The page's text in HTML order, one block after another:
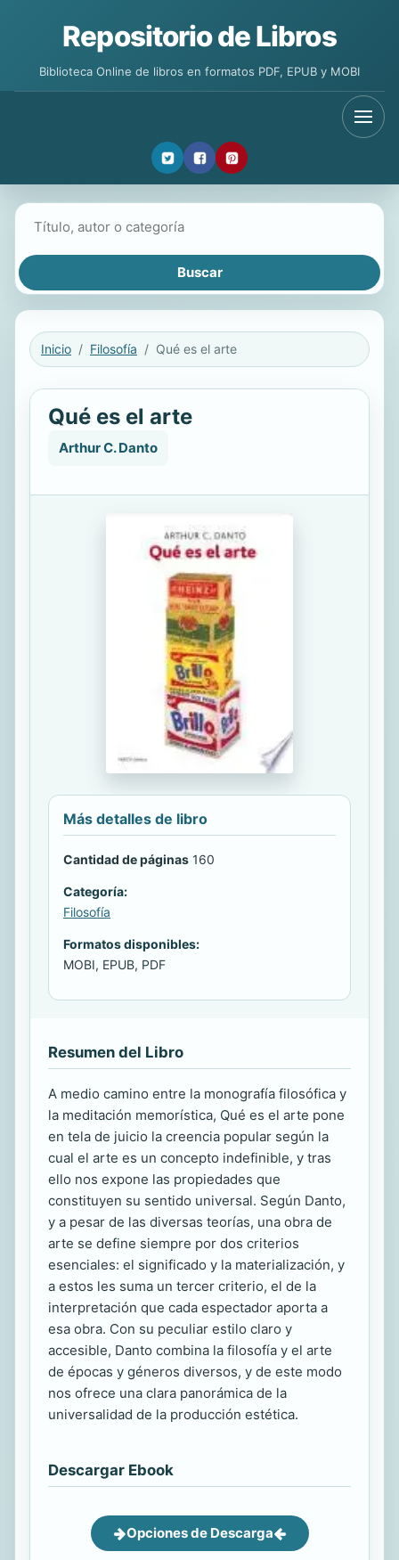
Repositorio de Libros
Biblioteca Online de libros en formatos PDF, EPUB y MOBI
Inicio Filosofía Qué es el arte
Qué es el arte
Arthur C. Danto
Más detalles de libro
Cantidad de páginas 160
Categoría:
Filosofía
Formatos disponibles:
MOBI, EPUB, PDF
Resumen del Libro
A medio camino entre la monografía filosófica y
la meditación memorística, Qué es el arte pone
en tela de juicio la creencia popular según la
cual el arte es un concepto indefinible, y tras
ello nos expone las propiedades que
constituyen su sentido universal. Según Danto,
y a pesar de las diversas teorías, una obra de
arte se define siempre por dos criterios
esenciales: el significado y la materialización, y
a estos les suma un tercer criterio, el de la
interpretación que cada espectador aporta a
esa obra. Con su peculiar estilo claro y
accesible, Danto combina la filosofía y el arte
de épocas y géneros diversos, y de este modo
nos ofrece una clara panorámica de la
universalidad de la producción estética.
Descargar Ebook
Opciones de Descarga